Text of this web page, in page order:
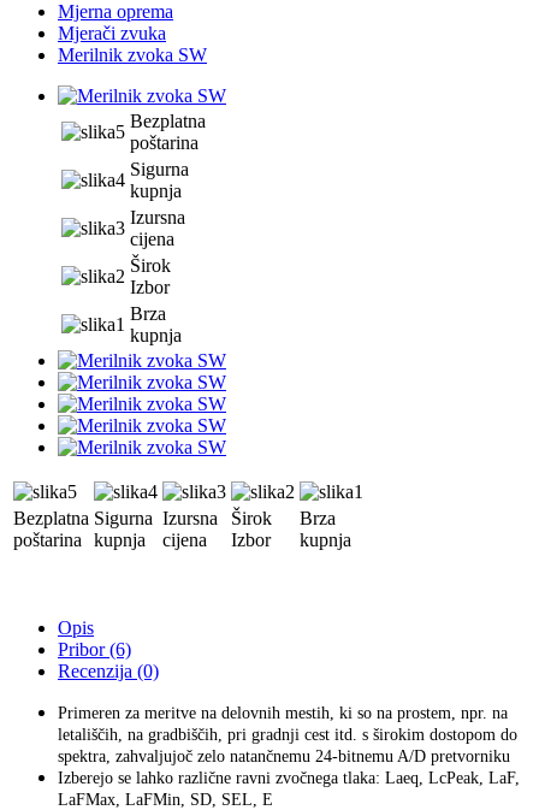
Mjerna oprema
Mjerači zvuka
Merilnik zvoka SW
Bezplatna
poštarina
Sigurna
kupnja
Izursna
cijena
Širok
Izbor
Brza
kupnja
Bezplatna
poštarina
Sigurna
kupnja
Izursna
cijena
Širok
Izbor
Brza
kupnja
Opis
Pribor (6)
Recenzija (0)
Primeren za meritve na delovnih mestih, ki so na prostem, npr. na
letališčih, na gradbiščih, pri gradnji cest itd. s širokim dostopom do
spektra, zahvaljujoč zelo natančnemu 24-bitnemu A/D pretvorniku
Izberejo se lahko različne ravni zvočnega tlaka: Laeq, LcPeak, LaF,
LaFMax, LaFMin, SD, SEL, E